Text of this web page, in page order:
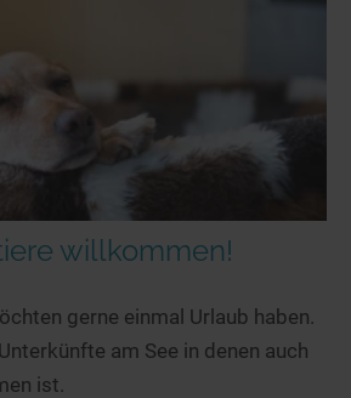
willkommen!
gerne einmal Urlaub haben.
am See in denen auch
ist.